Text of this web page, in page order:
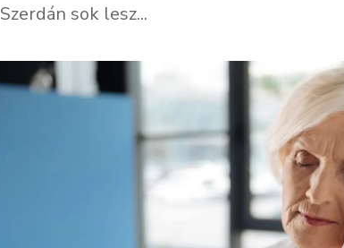
Szerdán sok lesz...